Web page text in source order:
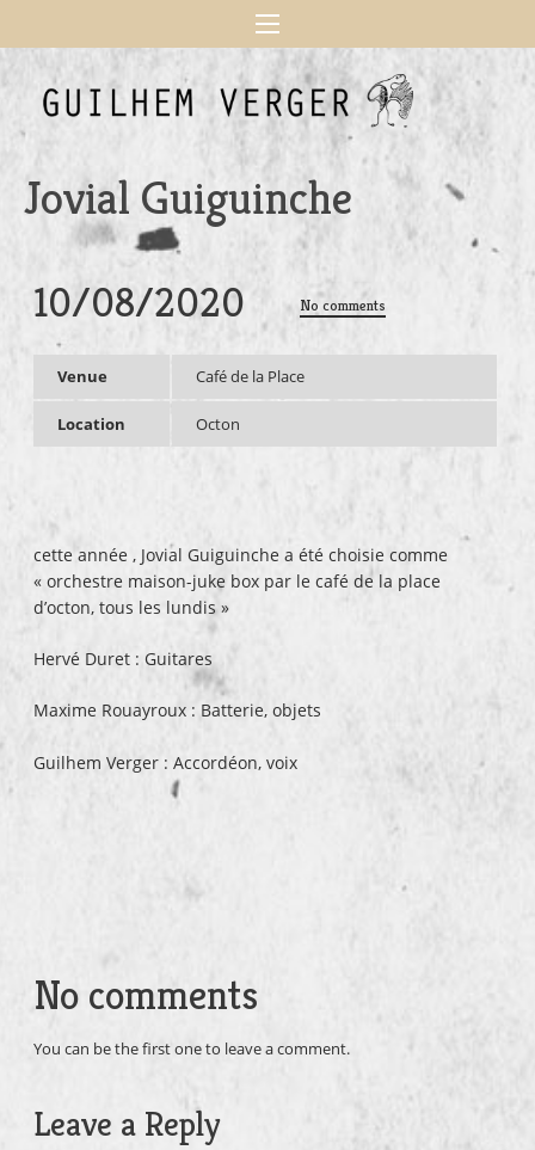
Jovial Guiguinche
10/08/2020 No comments
Venue Café de la Place
Location Octon
cette année , Jovial Guiguinche a été choisie comme
« orchestre maison-juke box par le café de la place
d’octon, tous les lundis »
Hervé Duret : Guitares
Maxime Rouayroux : Batterie, objets
Guilhem Verger : Accordéon, voix
No comments
You can be the first one to leave a comment.
Leave a Reply